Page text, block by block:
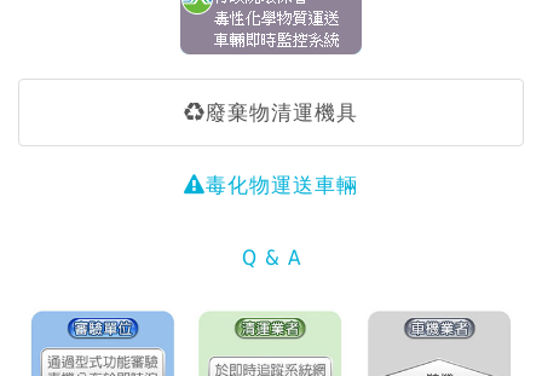
廢棄物清運機具
毒化物運送車輛
Q & A